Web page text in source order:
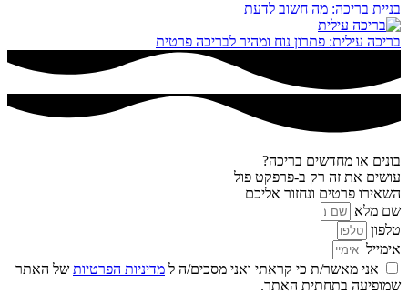
בניית בריכה: מה חשוב לדעת
בריכה עילית: פתרון נוח ומהיר לבריכה פרטית
בונים או מחדשים בריכה?
עושים את זה רק ב-פרפקט פול
השאירו פרטים ונחזור אליכם
שם מלא
טלפון
אימייל
אני מאשר/ת כי קראתי ואני מסכים/ה ל מדיניות הפרטיות של האתר
שמופיעה בתחתית האתר.